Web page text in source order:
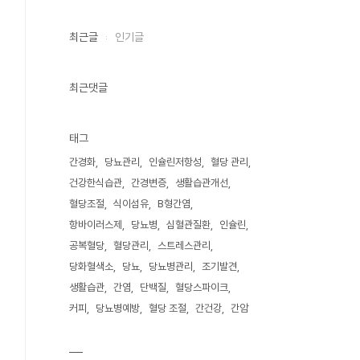
최근글 인기글
최근댓글
태그
간경화 당뇨관리 인슐린저항성
혈당 관리
건강한식습관
간경변증
생활습관개선
혈당조절
식이섬유
B형간염
항바이러스제
당뇨병 심혈관질환
인슐린
공복혈당
혈당관리
스트레스관리
당화혈색소
당뇨 당뇨병관리
조기발견
생활습관
간염 단백질
혈당스파이크
커피
당뇨병예방 혈당 조절 간건강 간암